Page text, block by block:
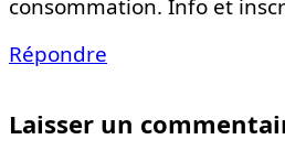
consommation. Info et
Répondre
Laisser un